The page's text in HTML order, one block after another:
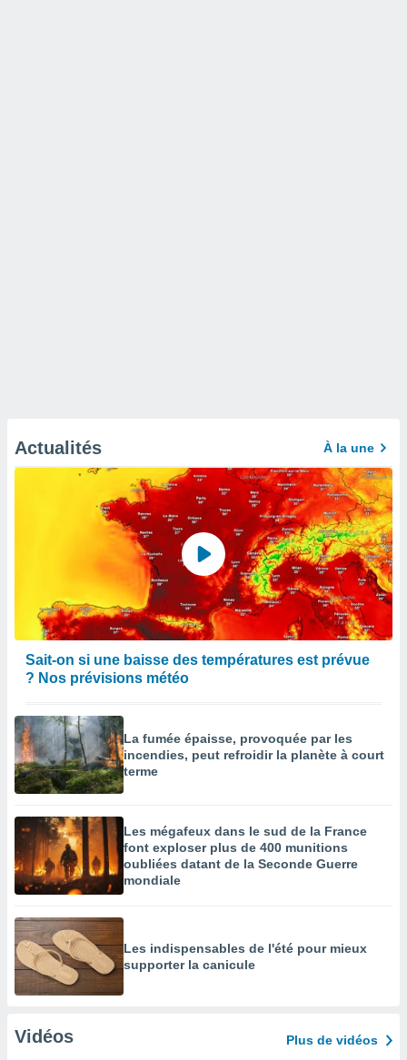
Actualités À la une
Sait-on si une baisse des températures est prévue
? Nos prévisions météo
La fumée épaisse, provoquée par les
incendies, peut refroidir la planète à court
terme
Les mégafeux dans le sud de la France
font exploser plus de 400 munitions
oubliées datant de la Seconde Guerre
mondiale
Les indispensables de l'été pour mieux
supporter la canicule
Vidéos Plus de vidéos